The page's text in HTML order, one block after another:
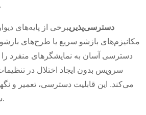
نمایش بسیار مهم است.
دسترسی‌پذیریبرخی از پایه‌های
مکانیزم‌های بازشو سریع یا طرح‌های
دسترسی آسان به نمایشگرهای منفرد را
سرویس بدون ایجاد اختلال در
می‌کند. این قابلیت دسترسی، تعمیر و
سیستم را تسهیل می‌کند.